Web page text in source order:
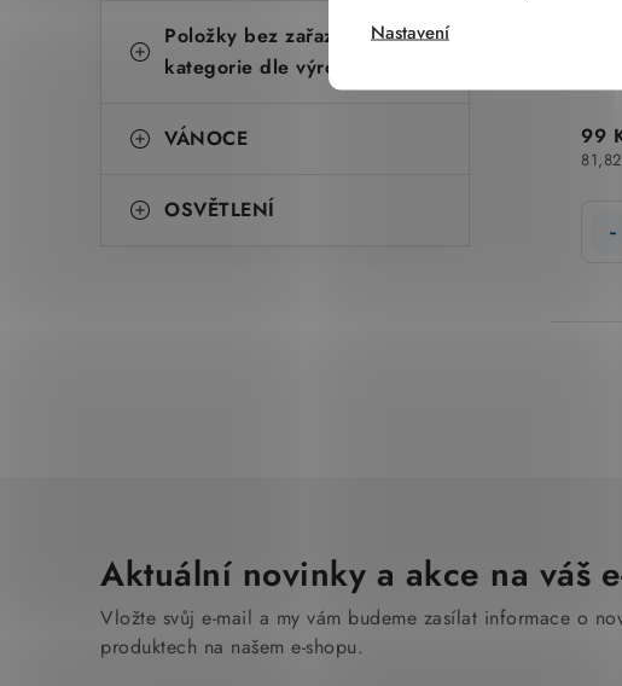
Nastavení
Položky bez zařazené
kategorie dle výrobců
VÁNOCE
OSVĚTLENÍ
99
d
a
Aktuální novinky a akce na váš
Vložte svůj e-mail a my vám budeme zasílat informace o
produktech na našem e-shopu.